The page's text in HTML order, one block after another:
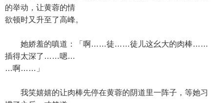
的举动，让黄蓉的情
欲顿时又升至了高峰。
她娇羞的嗔道：「啊……徒……徒儿这幺大的肉棒……
插得太深了……嗯…
…啊……」
我笑嬉嬉的让肉棒先停在黄蓉的阴道里一阵子，等她习